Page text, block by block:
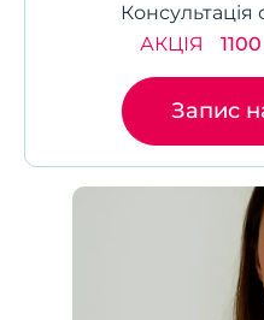
Консультація
АКЦІЯ
Запис